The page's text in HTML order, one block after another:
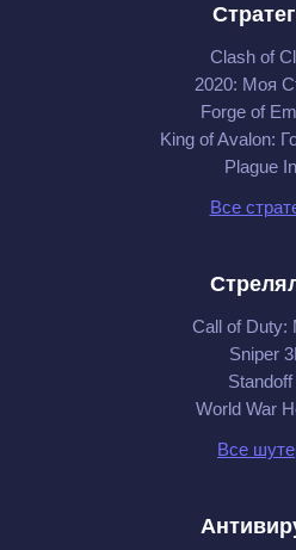
Clash of
2020: Моя
Forge of
King of Avalon:
Plague
Все
Call of Duty:
Sniper
Standoff
World War
Все